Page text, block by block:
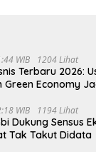
WIB 1204 Lihat
Terbaru 2026:
Green Economy
WIB 1194 Lihat
Dukung Sensus
Tak Takut Didata